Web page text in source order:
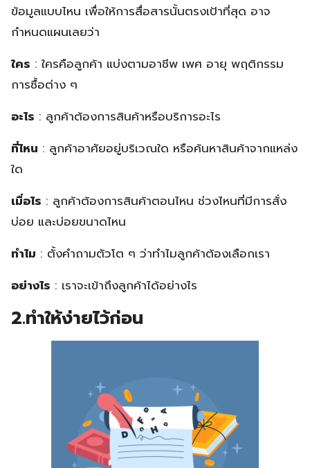
ข้อมูลแบบไหน เพื่อให้การสื่อสารนั้นตรงเป้าที่สุด อาจ
กำหนดแผนเลยว่า
ใคร : ใครคือลูกค้า แบ่งตามอาชีพ เพศ อายุ พฤติกรรม
การซื้อต่าง ๆ
อะไร : ลูกค้าต้องการสินค้าหรือบริการอะไร
ที่ไหน : ลูกค้าอาศัยอยู่บริเวณใด หรือค้นหาสินค้าจากแหล่ง
ใด
เมื่อไร : ลูกค้าต้องการสินค้าตอนไหน ช่วงไหนที่มีการสั่ง
บ่อย และบ่อยขนาดไหน
ทำไม : ตั้งคำถามตัวโต ๆ ว่าทำไมลูกค้าต้องเลือกเรา
อย่างไร : เราจะเข้าถึงลูกค้าได้อย่างไร
2.ทำให้ง่ายไว้ก่อน